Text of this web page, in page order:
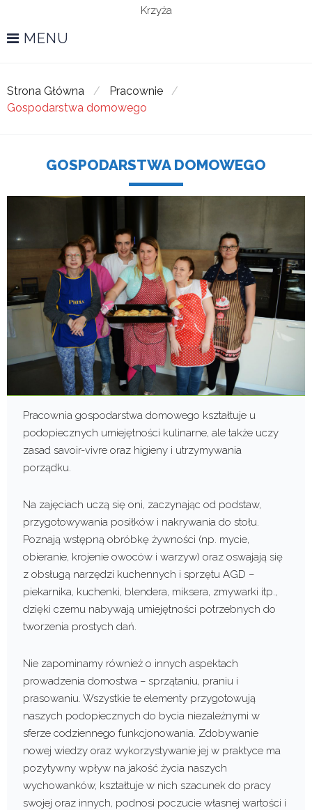
Krzyża
MENU
Strona Główna / Pracownie
/
Gospodarstwa domowego
Gospodarstwa
domowego
GOSPODARSTWA DOMOWEGO
Pracownia gospodarstwa domowego kształtuje u
podopiecznych umiejętności kulinarne, ale także uczy
zasad savoir-vivre oraz higieny i utrzymywania
porządku.
Na zajęciach uczą się oni, zaczynając od podstaw,
przygotowywania posiłków i nakrywania do stołu.
Poznają wstępną obróbkę żywności (np. mycie,
obieranie, krojenie owoców i warzyw) oraz oswajają się
z obsługą narzędzi kuchennych i sprzętu AGD –
piekarnika, kuchenki, blendera, miksera, zmywarki itp.,
dzięki czemu nabywają umiejętności potrzebnych do
tworzenia prostych dań.
Nie zapominamy również o innych aspektach
prowadzenia domostwa – sprzątaniu, praniu i
prasowaniu. Wszystkie te elementy przygotowują
naszych podopiecznych do bycia niezależnymi w
sferze codziennego funkcjonowania. Zdobywanie
nowej wiedzy oraz wykorzystywanie jej w praktyce ma
pozytywny wpływ na jakość życia naszych
wychowanków, kształtuje w nich szacunek do pracy
swojej oraz innych, podnosi poczucie własnej wartości i